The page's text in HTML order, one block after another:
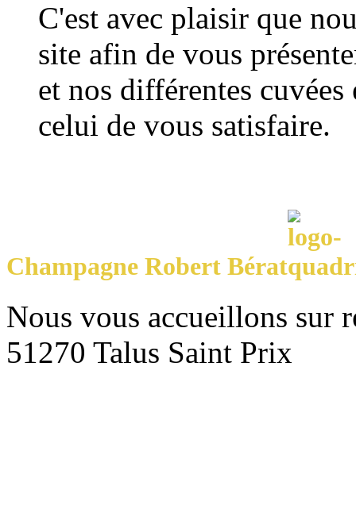
C'est avec plaisir que
site afin de vous
et nos différentes
celui de vous satisfaire.
Champagne Robert Bérat
Nous vous accueillons sur
51270 Talus Saint Prix